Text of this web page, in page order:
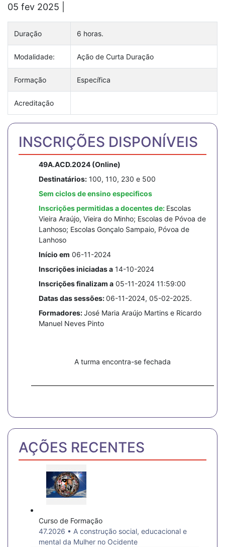
05 fev 2025 |
Duração 6 horas.
Modalidade: Ação de Curta Duração
Formação Específica
Acreditação
INSCRIÇÕES DISPONÍVEIS
49A.ACD.2024 (Online)
Destinatários:100, 110, 230 e 500
Sem ciclos de ensino especificos
Inscrições permitidas a docentes de: Escolas
Vieira Araújo, Vieira do Minho; Escolas de Póvoa de
Lanhoso; Escolas Gonçalo Sampaio, Póvoa de
Lanhoso
Início em 06-11-2024
Inscrições iniciadas a14-10-2024
Inscrições finalizam a05-11-2024 11:59:00
Datas das sessões:06-11-2024, 05-02-2025.
Formadores:José Maria Araújo Martins e Ricardo
Manuel Neves Pinto
A turma encontra-se fechada
AÇÕES RECENTES
Curso de Formação
47.2026 • A construção social, educacional e
mental da Mulher no Ocidente